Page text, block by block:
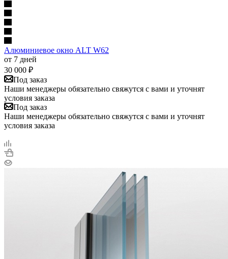
Алюминиевое окно ALT W62
от 7 дней
30 000 ₽
Под заказ
Наши менеджеры обязательно свяжутся с вами и уточнят
условия заказа
Под заказ
Наши менеджеры обязательно свяжутся с вами и уточнят
условия заказа